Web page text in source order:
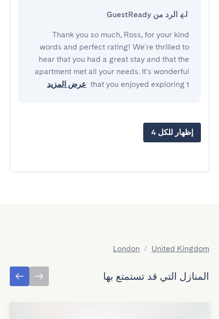
الرد من GuestReady
Thank you so much, Ross, for your kind
words and perfect rating! We're thrilled to
hear that you had a great stay and that the
apartment met all your needs. It's wonderful
that you enjoyed exploring t عرض المزيد
إظهار للكل 4
United Kingdom
/
London
المنازل التي قد تستمتع بها